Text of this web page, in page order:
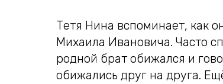
Тетя Нина вспоминает, как
Михаила Ивановича. Часто
родной брат обижался и
обижались друг на друга.